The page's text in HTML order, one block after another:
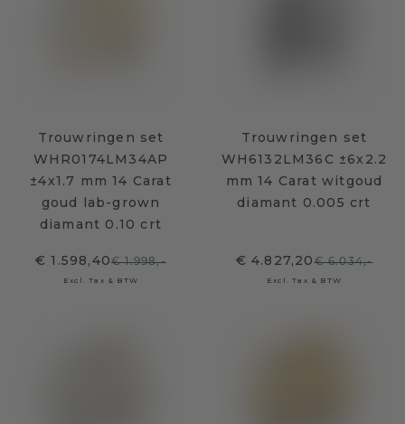
Trouwringen set
WHR0174LM34AP
±4x1.7 mm 14 Carat
goud lab-grown
diamant 0.10 crt
€ 1.598,40€ 1.998,-
Excl. Tax & BTW
Trouwringen set
WH6132LM36C ±6x2.2
mm 14 Carat witgoud
diamant 0.005 crt
€ 4.827,20€ 6.034,-
Excl. Tax & BTW